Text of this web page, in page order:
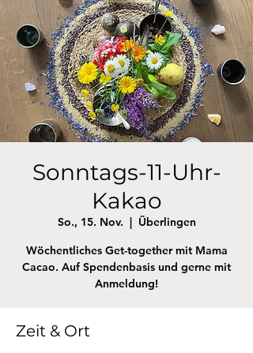
Sonntags-11-Uhr-
Kakao
So., 15. Nov.
  |
Überlingen
Wöchentliches Get-together mit Mama
Cacao. Auf Spendenbasis und gerne mit
Anmeldung!
Zeit & Ort